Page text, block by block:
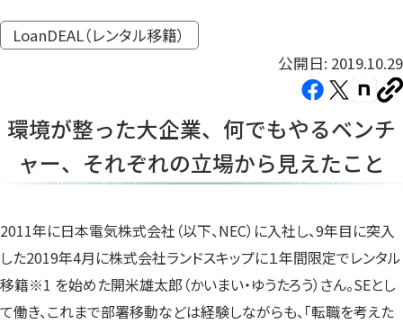
LoanDEAL（レンタル移籍）
公開日: 2019.10.29
Facebook（新
い
タ
ブ
開
き
ま
す）
X（新
い
タ
ブ
開
き
ま
す）
note（新
い
タ
ブ
開
き
ま
す）
コ
環境が整った大企業、何でもやるベンチ
ャー、それぞれの立場から見えたこと
2011年に日本電気株式会社（以下、NEC）に入社し、9年目に突入
した2019年4月に株式会社ランドスキップに１年間限定でレンタル
移籍※1 を始めた開米雄太郎（かいまい・ゆうたろう）さん。SEとし
て働き、これまで部署移動などは経験しながらも、「転職を考えた